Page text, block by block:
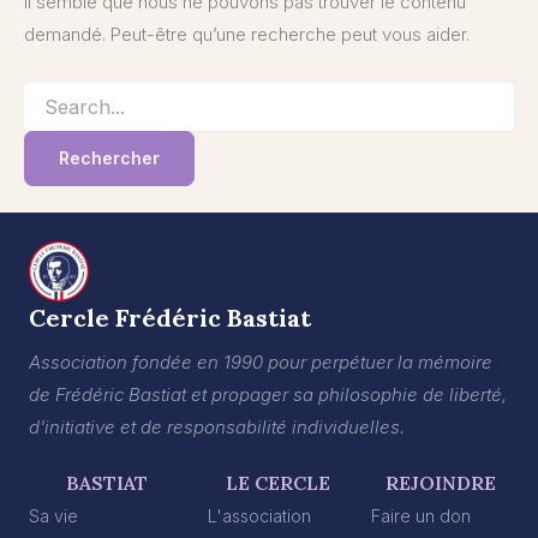
demandé. Peut-être qu’une recherche peut vous aider.
Cercle Frédéric Bastiat
Association fondée en 1990 pour perpétuer la mémoire
de Frédéric Bastiat et propager sa philosophie de liberté,
d'initiative et de responsabilité individuelles.
BASTIAT
Sa vie
LE CERCLE
L'association
REJOINDRE
Faire un don